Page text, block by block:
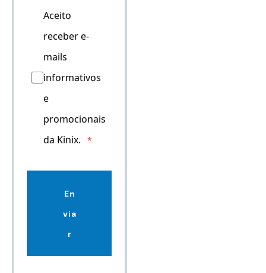
Aceito
receber e-
mails
informativos
e
promocionais
da Kinix.
En
via
r